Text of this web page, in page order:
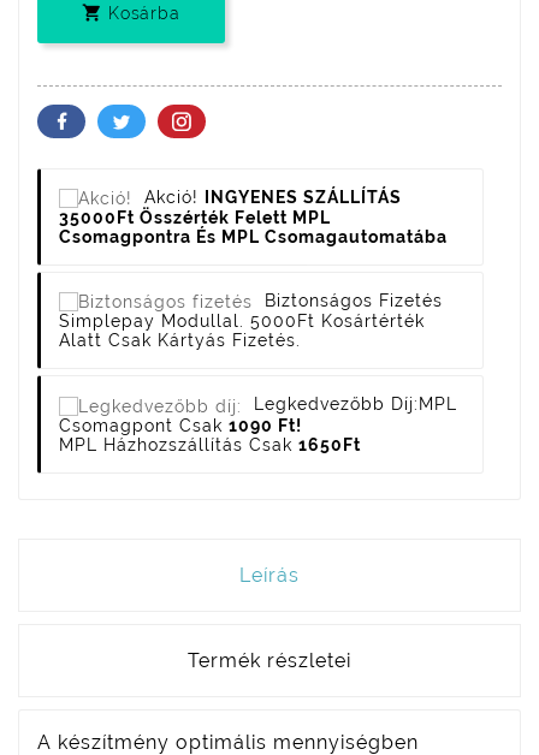
 Kosárba
Akció!
INGYENES SZÁLLÍTÁS
35000Ft Összérték Felett MPL
Csomagpontra És MPL Csomagautomatába
Biztonságos Fizetés
Simplepay Modullal. 5000Ft Kosártérték
Alatt Csak Kártyás Fizetés.
Legkedvezőbb Díj: MPL
Csomagpont Csak 1090 Ft!
MPL Házhozszállítás Csak 1650Ft
Leírás
Termék részletei
A készítmény optimális mennyiségben